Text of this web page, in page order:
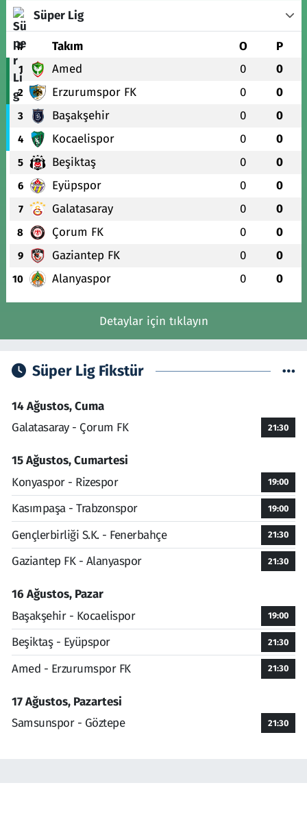
Süper Lig
# Takım O P
1 Amed 0 0
2 Erzurumspor FK 0 0
3 Başakşehir 0 0
4 Kocaelispor 0 0
5 Beşiktaş 0 0
6 Eyüpspor 0 0
7 Galatasaray 0 0
8 Çorum FK 0 0
9 Gaziantep FK 0 0
10 Alanyaspor 0 0
Detaylar için tıklayın
Süper Lig Fikstür
14 Ağustos, Cuma
Galatasaray - Çorum FK
21:30
15 Ağustos, Cumartesi
Konyaspor - Rizespor
19:00
Kasımpaşa - Trabzonspor 19:00
Gençlerbirliği S.K. - Fenerbahçe 21:30
Gaziantep FK - Alanyaspor 21:30
16 Ağustos, Pazar
Başakşehir - Kocaelispor
19:00
Beşiktaş - Eyüpspor 21:30
Amed - Erzurumspor FK 21:30
17 Ağustos, Pazartesi
Samsunspor - Göztepe
21:30